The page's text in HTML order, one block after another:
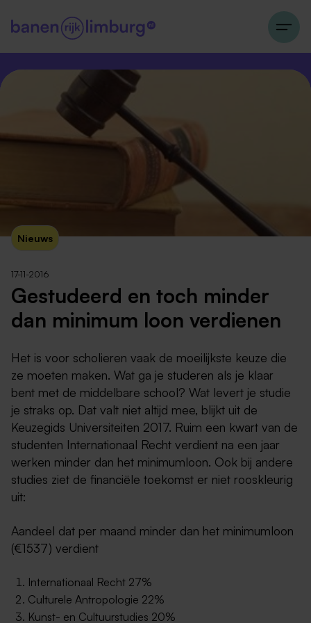
Nieuws
17-11-2016
Gestudeerd en toch minder
dan minimum loon verdienen
Het is voor scholieren vaak de moeilijkste keuze die
ze moeten maken. Wat ga je studeren als je klaar
bent met de middelbare school? Wat levert je studie
je straks op. Dat valt niet altijd mee, blijkt uit de
Keuzegids Universiteiten 2017. Ruim een kwart van de
studenten Internationaal Recht verdient na een jaar
werken minder dan het minimumloon. Ook bij andere
studies ziet de financiële toekomst er niet rooskleurig
uit:
Aandeel dat per maand minder dan het minimumloon
(€1537) verdient
Internationaal Recht 27%
Culturele Antropologie 22%
Kunst- en Cultuurstudies 20%